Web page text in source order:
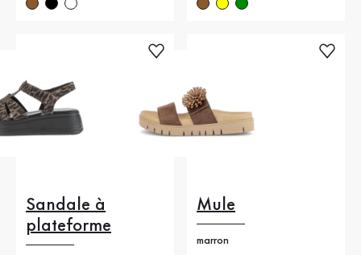
Sandale à
plateforme
Mule
marron